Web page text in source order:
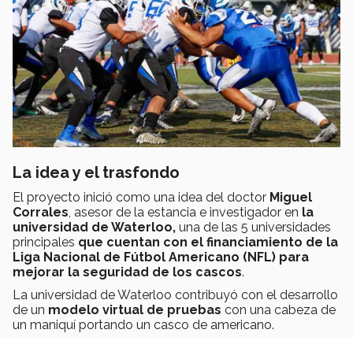
La idea y el trasfondo
El proyecto inició como una idea del doctor Miguel
Corrales, asesor de la estancia e investigador en la
universidad de Waterloo, una de las 5 universidades
principales que cuentan con el financiamiento de la
Liga Nacional de Fútbol Americano (NFL) para
mejorar la seguridad de los cascos.
La universidad de Waterloo contribuyó con el desarrollo
de un modelo virtual de pruebas con una cabeza de
un maniquí portando un casco de americano.